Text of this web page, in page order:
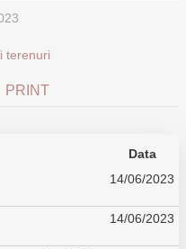
terenuri
PRINT
Data
14/06/2023
14/06/2023